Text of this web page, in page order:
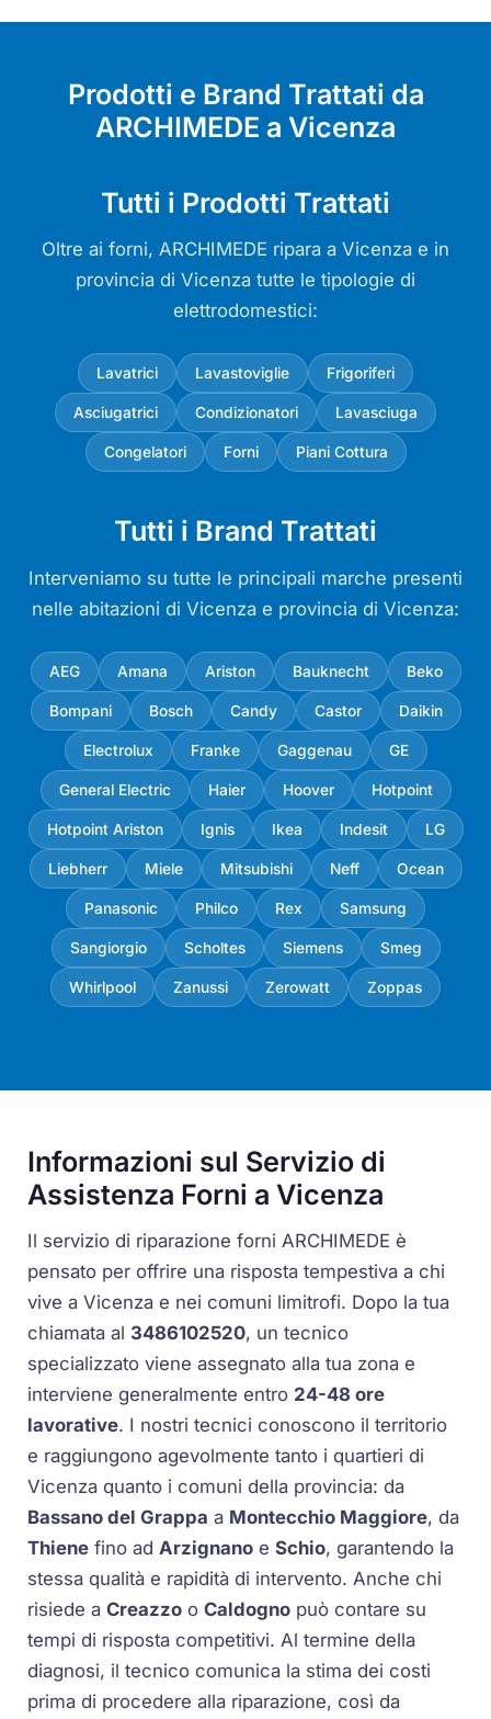
Prodotti e Brand Trattati da
ARCHIMEDE a Vicenza
Tutti i Prodotti Trattati
Oltre ai forni, ARCHIMEDE ripara a Vicenza e in
provincia di Vicenza tutte le tipologie di
elettrodomestici:
Lavatrici Lavastoviglie Frigoriferi
Asciugatrici Condizionatori Lavasciuga
Congelatori Forni Piani Cottura
Tutti i Brand Trattati
Interveniamo su tutte le principali marche presenti
nelle abitazioni di Vicenza e provincia di Vicenza:
AEG Amana Ariston Bauknecht Beko
Bompani Bosch Candy Castor Daikin
Electrolux Franke Gaggenau GE
General Electric Haier Hoover Hotpoint
Hotpoint Ariston Ignis Ikea Indesit LG
Liebherr Miele Mitsubishi Neff Ocean
Panasonic Philco Rex Samsung
Sangiorgio Scholtes Siemens Smeg
Whirlpool Zanussi Zerowatt Zoppas
Informazioni sul Servizio di
Assistenza Forni a Vicenza
Il servizio di riparazione forni ARCHIMEDE è
pensato per offrire una risposta tempestiva a chi
vive a Vicenza e nei comuni limitrofi. Dopo la tua
chiamata al 3486102520, un tecnico
specializzato viene assegnato alla tua zona e
interviene generalmente entro 24-48 ore
lavorative. I nostri tecnici conoscono il territorio
e raggiungono agevolmente tanto i quartieri di
Vicenza quanto i comuni della provincia: da
Bassano del Grappa a Montecchio Maggiore, da
Thiene fino ad Arzignano eSchio, garantendo la
stessa qualità e rapidità di intervento. Anche chi
risiede aCreazzo oCaldogno può contare su
tempi di risposta competitivi. Al termine della
diagnosi, il tecnico comunica la stima dei costi
prima di procedere alla riparazione, così da